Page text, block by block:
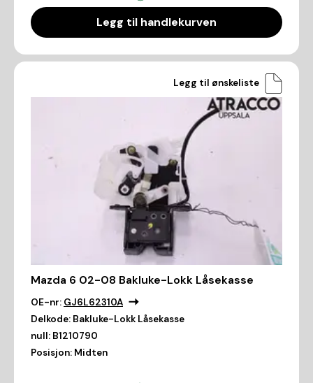
Legg til handlekurven
Legg til ønskeliste
Mazda 6 02-08 Bakluke-Lokk Låsekasse
OE-nr: GJ6L62310A
Delkode: Bakluke-Lokk Låsekasse
null: B1210790
Posisjon: Midten